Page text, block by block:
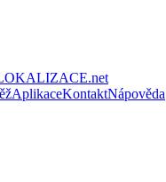
.net
AplikaceKontaktNápověda